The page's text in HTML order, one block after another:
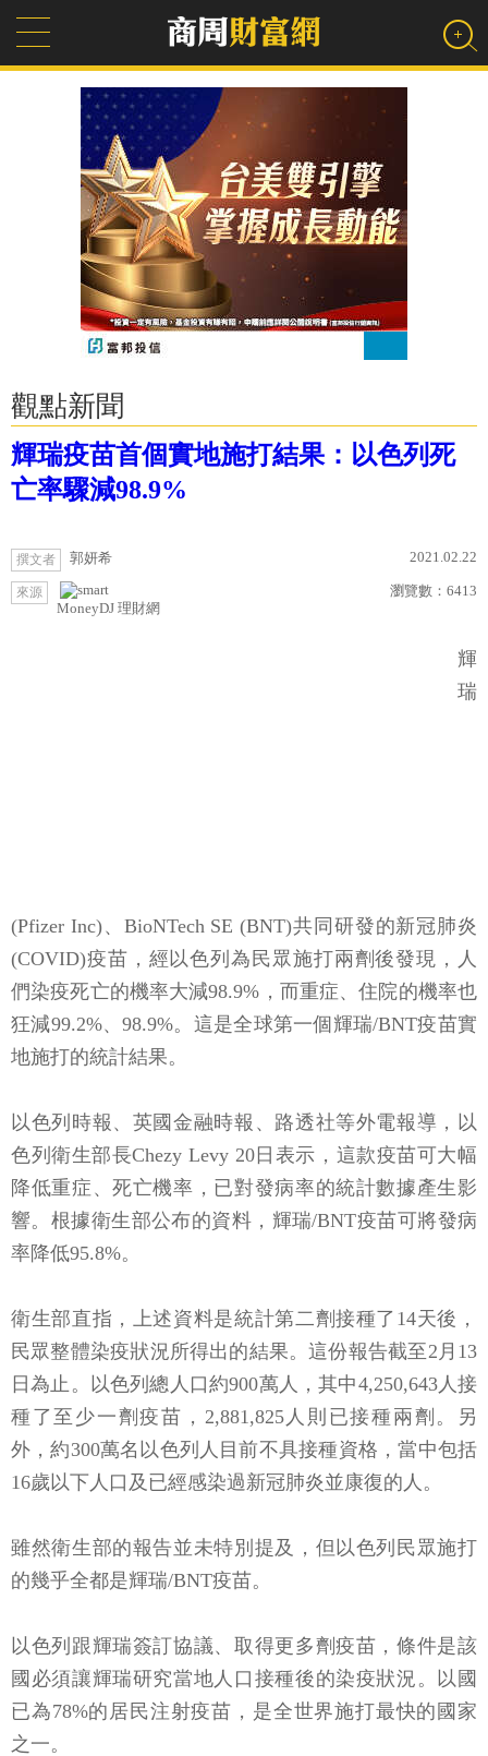
觀點新聞
輝瑞疫苗首個實地施打結果：以色列死
亡率驟減98.9%
撰文者 郭妍希 2021.02.22
來源
MoneyDJ 理財網
瀏覽數： 6413
輝
瑞
(Pfizer Inc)、BioNTech SE (BNT)共同研發的新冠肺炎
(COVID)疫苗，經以色列為民眾施打兩劑後發現，人
們染疫死亡的機率大減98.9%，而重症、住院的機率也
狂減99.2%、98.9%。這是全球第一個輝瑞/BNT疫苗實
地施打的統計結果。
以色列時報、英國金融時報、路透社等外電報導，以
色列衛生部長Chezy Levy 20日表示，這款疫苗可大幅
降低重症、死亡機率，已對發病率的統計數據產生影
響。根據衛生部公布的資料，輝瑞/BNT疫苗可將發病
率降低95.8%。
衛生部直指，上述資料是統計第二劑接種了14天後，
民眾整體染疫狀況所得出的結果。這份報告截至2月13
日為止。以色列總人口約900萬人，其中4,250,643人接
種了至少一劑疫苗，2,881,825人則已接種兩劑。另
外，約300萬名以色列人目前不具接種資格，當中包括
16歲以下人口及已經感染過新冠肺炎並康復的人。
雖然衛生部的報告並未特別提及，但以色列民眾施打
的幾乎全都是輝瑞/BNT疫苗。
以色列跟輝瑞簽訂協議、取得更多劑疫苗，條件是該
國必須讓輝瑞研究當地人口接種後的染疫狀況。以國
已為78%的居民注射疫苗，是全世界施打最快的國家
之一。